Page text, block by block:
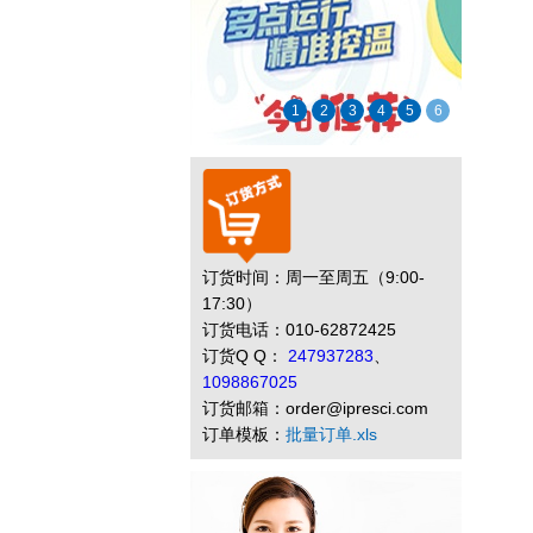
1 2 3 4 5 6
订货时间：周一至周五（9:00-
17:30）
订货电话：010-62872425
订货Q Q： 247937283
1098867025
订货邮箱：order@ipresci.com
订单模板： 批量订单.xls